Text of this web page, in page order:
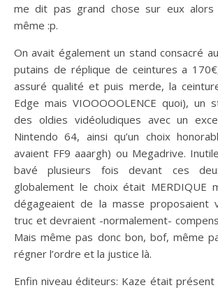
me dit pas grand chose sur eux alors
même :p.
On avait également un stand consacré
putains de réplique de ceintures a
assuré qualité et puis merde, la
Edge mais VIOOOOOLENCE quoi), un
des oldies vidéoludiques avec un
Nintendo 64, ainsi qu’un choix
avaient FF9 aaargh) ou Megadrive.
bavé plusieurs fois devant ces
globalement le choix était MERDIQUE
dégageaient de la masse proposaient
truc et devraient -normalement-
Mais même pas donc bon, bof, même
régner l’ordre et la justice là.
Enfin niveau éditeurs: Kaze était